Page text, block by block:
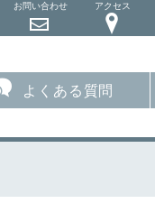
お問い合わせ アクセス
よくある質問